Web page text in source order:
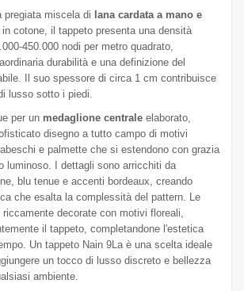
pregiata miscela di lana cardata a mano e
in cotone, il tappeto presenta una densità
450.000 nodi per metro quadrato,
durabilità e una definizione del
Il suo spessore di circa 1 cm contribuisce
lusso sotto i piedi.
per un medaglione centrale elaborato,
disegno a tutto campo di motivi
e palmette che si estendono con grazia
luminoso. I dettagli sono arricchiti da
blu tenue e accenti bordeaux, creando
che esalta la complessità del pattern. Le
riccamente decorate con motivi floreali,
il tappeto, completandone l'estetica
Un tappeto Nain 9La è una scelta ideale
un tocco di lusso discreto e bellezza
ambiente.